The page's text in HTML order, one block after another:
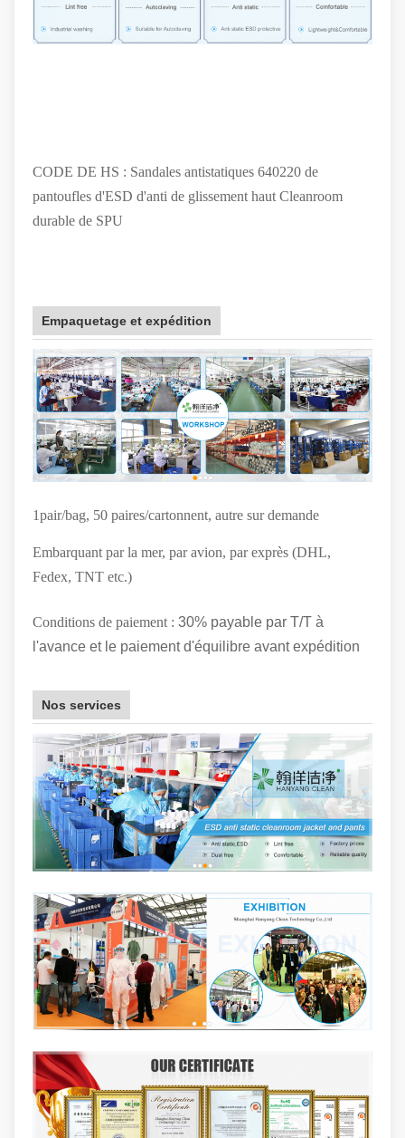
CODE DE HS : Sandales antistatiques 640220 de
pantoufles d'ESD d'anti de glissement haut Cleanroom
durable de SPU
Empaquetage et expédition
1pair/bag, 50 paires/cartonnent, autre sur demande
Embarquant par la mer, par avion, par exprès (DHL,
Fedex, TNT etc.)
Conditions de paiement : 30% payable par T/T à
l'avance et le paiement d'équilibre avant expédition
Nos services